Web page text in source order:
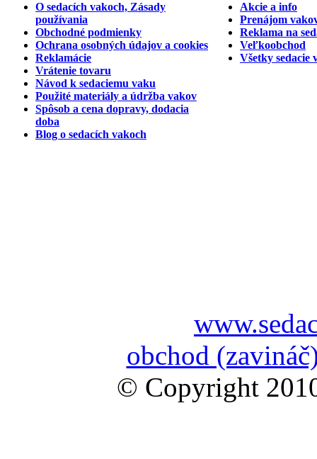
O sedacích vakoch, Zásady
používania
Obchodné podmienky
Ochrana osobných údajov a cookies
Reklamácie
Vrátenie tovaru
Návod k sedaciemu vaku
Použité materiály a údržba vakov
Spôsob a cena dopravy, dodacia
doba
Blog o sedacích vakoch
Akcie a info
Prenájom
Reklama na
Veľkoobchod
Všetky sedacie
obchod
© Copyright